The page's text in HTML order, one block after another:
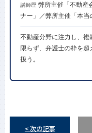
講師歴 弊所主催「不動産
ナー」／弊所主催「本当
不動産分野に注力し、複
限らず、弁護士の枠を超
扱う。
< 次の記事